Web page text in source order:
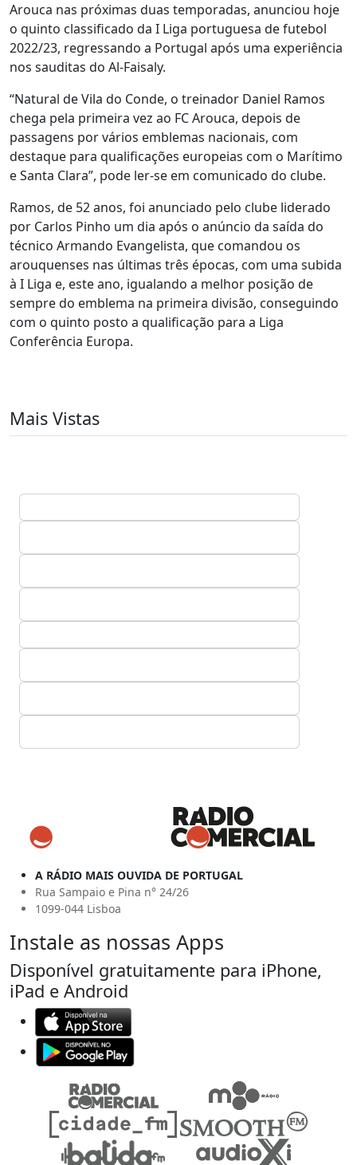
Arouca nas próximas duas temporadas, anunciou hoje
o quinto classificado da I Liga portuguesa de futebol
2022/23, regressando a Portugal após uma experiência
nos sauditas do Al-Faisaly.
“Natural de Vila do Conde, o treinador Daniel Ramos
chega pela primeira vez ao FC Arouca, depois de
passagens por vários emblemas nacionais, com
destaque para qualificações europeias com o Marítimo
e Santa Clara”, pode ler-se em comunicado do clube.
Ramos, de 52 anos, foi anunciado pelo clube liderado
por Carlos Pinho um dia após o anúncio da saída do
técnico Armando Evangelista, que comandou os
arouquenses nas últimas três épocas, com uma subida
à I Liga e, este ano, igualando a melhor posição de
sempre do emblema na primeira divisão, conseguindo
com o quinto posto a qualificação para a Liga
Conferência Europa.
Mais Vistas
A RÁDIO MAIS OUVIDA DE PORTUGAL
Rua Sampaio e Pina n° 24/26
1099-044 Lisboa
Instale as nossas Apps
Disponível gratuitamente para iPhone,
iPad e Android